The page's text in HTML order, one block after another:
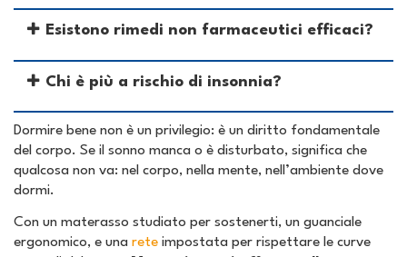
Esistono rimedi non farmaceutici efficaci?
Chi è più a rischio di insonnia?
Dormire bene non è un privilegio: è un diritto fondamentale
del corpo. Se il sonno manca o è disturbato, significa che
qualcosa non va: nel corpo, nella mente, nell’ambiente dove
dormi.
Con un materasso studiato per sostenerti, un guanciale
ergonomico, e una rete impostata per rispettare le curve